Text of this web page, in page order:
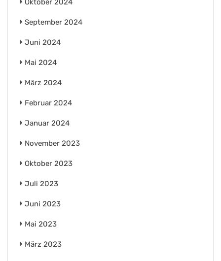
Oktober 2024
September 2024
Juni 2024
Mai 2024
März 2024
Februar 2024
Januar 2024
November 2023
Oktober 2023
Juli 2023
Juni 2023
Mai 2023
März 2023